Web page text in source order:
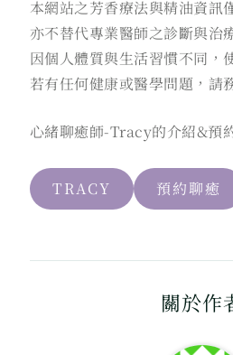
本網站之芳香療法與精油資訊
亦不替代專業醫師之診斷與治
因個人體質與生活習慣不同，
若有任何健康或醫學問題，請
心緒聊癒師-Tracy的介紹&預
TRACY 預約聊癒
關於作